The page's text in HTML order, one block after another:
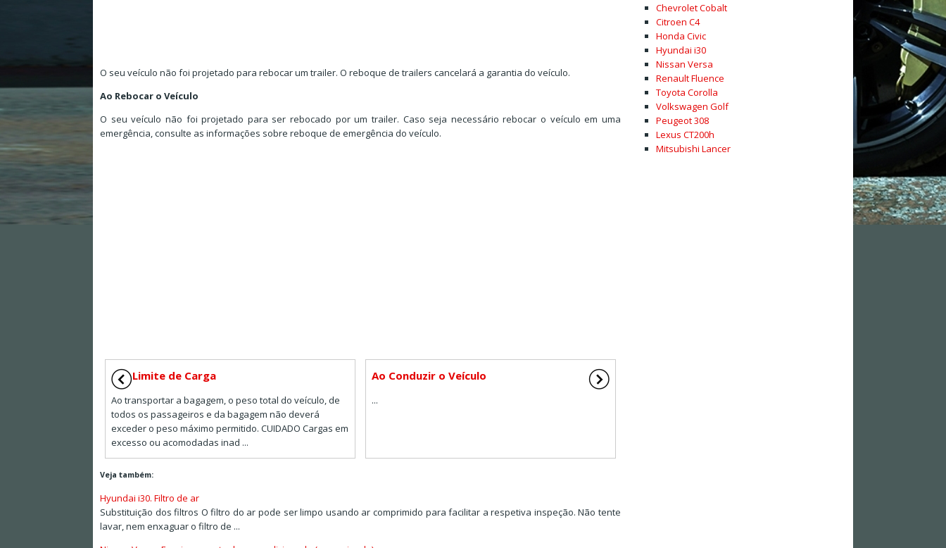
O seu veículo não foi projetado para rebocar um trailer. O reboque de trailers cancelará a garantia do veículo.
Ao Rebocar o Veículo
O seu veículo não foi projetado para ser rebocado por um trailer. Caso seja necessário rebocar o veículo em uma
emergência, consulte as informações sobre reboque de emergência do veículo.
Limite de Carga
Ao transportar a bagagem, o peso total do veículo, de
todos os passageiros e da bagagem não deverá
exceder o peso máximo permitido. CUIDADO Cargas em
excesso ou acomodadas inad ...
Ao Conduzir o Veículo
...
Veja também:
Hyundai i30. Filtro de ar
Substituição dos filtros O filtro do ar pode ser limpo usando ar comprimido para facilitar a respetiva inspeção. Não tente
lavar, nem enxaguar o filtro de ...
Chevrolet Cobalt
Citroen C4
Honda Civic
Hyundai i30
Nissan Versa
Renault Fluence
Toyota Corolla
Volkswagen Golf
Peugeot 308
Lexus CT200h
Mitsubishi Lancer